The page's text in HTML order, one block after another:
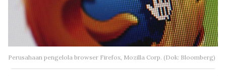
Perusahaan pengelola browser Firefox, Mozilla Corp. (Dok: Bloomberg)